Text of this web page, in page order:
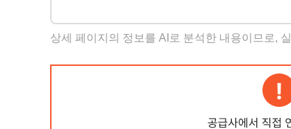
상세 페이지의 정보를 AI로 분석한 내용이므로,